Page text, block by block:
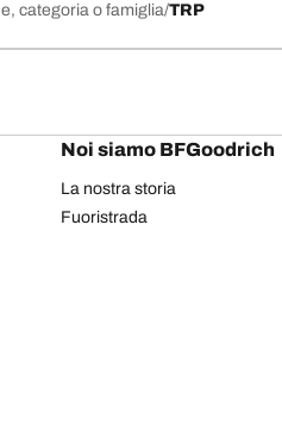
categoria o famiglia TRP
Noi siamo BFGoodrich
La nostra storia
Fuoristrada